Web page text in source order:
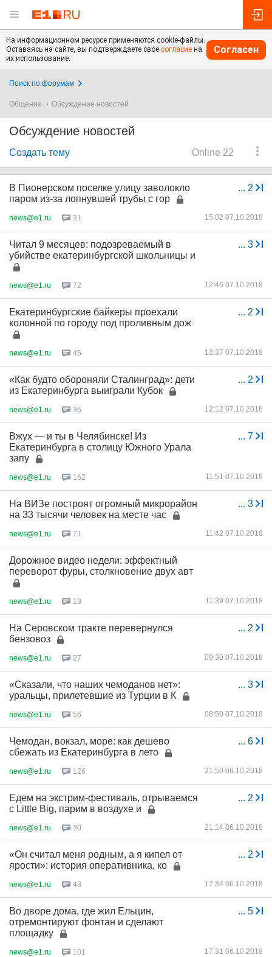
На информационном ресурсе применяются cookie-файлы.
Оставаясь на сайте, вы подтверждаете свое согласие на
их использование.
Согласен
Поиск по форумам
Общение Обсуждение новостей
Обсуждение новостей
Online 22
Создать тему
... 2
В Пионерском поселке улицу заволокло
паром из-за лопнувшей трубы с гор
news@e1.ru 31 15:02 07.10.2018
... 3
Читал 9 месяцев: подозреваемый в
убийстве екатеринбургской школьницы и
news@e1.ru 72 12:46 07.10.2018
... 2
Екатеринбургские байкеры проехали
колонной по городу под проливным дож
news@e1.ru 45 12:37 07.10.2018
... 2
«Как будто обороняли Сталинград»: дети
из Екатеринбурга выиграли Кубок
news@e1.ru 36 12:12 07.10.2018
... 7
Вжух — и ты в Челябинске! Из
Екатеринбурга в столицу Южного Урала
запу
news@e1.ru 162 11:51 07.10.2018
... 3
На ВИЗе построят огромный микрорайон
на 33 тысячи человек на месте час
news@e1.ru 71 11:42 07.10.2018
Дорожное видео недели: эффектный
переворот фуры, столкновение двух авт
news@e1.ru 13 11:39 07.10.2018
... 2
На Серовском тракте перевернулся
бензовоз
news@e1.ru 27 09:30 07.10.2018
... 3
«Сказали, что наших чемоданов нет»:
уральцы, прилетевшие из Турции в К
news@e1.ru 56 08:50 07.10.2018
... 6
Чемодан, вокзал, море: как дешево
сбежать из Екатеринбурга в лето
news@e1.ru 126 21:50 06.10.2018
... 2
Едем на экстрим-фестиваль, отрываемся
с Little Big, парим в воздухе и
news@e1.ru 30 21:14 06.10.2018
... 2
«Он считал меня родным, а я кипел от
ярости»: история оперативника, ко
news@e1.ru 48 17:34 06.10.2018
... 5
Во дворе дома, где жил Ельцин,
отремонтируют фонтан и сделают
площадку
news@e1.ru 101 17:31 06.10.2018